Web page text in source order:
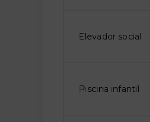
Elevador social
Piscina infantil